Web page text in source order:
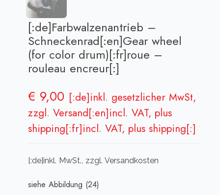
[:de]Farbwalzenantrieb –
Schneckenrad[:en]Gear wheel
(for color drum)[:fr]roue –
rouleau encreur[:]
€ 9,00 [:de]inkl. gesetzlicher MwSt,
zzgl. Versand[:en]incl. VAT, plus
shipping[:fr]incl. VAT, plus shipping[:]
[:de]inkl. MwSt., zzgl. Versandkosten
siehe Abbildung (24)